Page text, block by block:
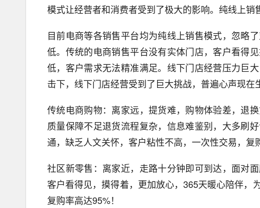
模式让经营者和消费者受到了极大的影响。纯线上销
目前电商等各销售平台均为纯线上销售模式，忽略
低。传统的电商销售平台没有实体门店，客户看得
低，客户需求无法精准满足。线下门店经营压力巨
击下，线下门店经营受到了巨大挑战，普遍心声现在
传统电商购物：离家远，提货难，购物体验差，退
质量保障不足退货流程复杂，信息难鉴别，大多刷
通，缺乏人文关怀，客户粘性不高，一次性交易，复
社区新零售：离家近，走路十分钟即可到达，面对
客户看得见，摸得着，更加放心，365天暖心陪伴，
复购率高达95%！